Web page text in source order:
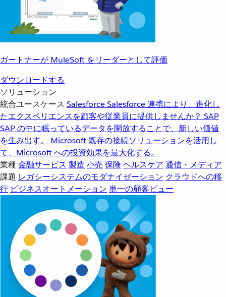
ガートナーが MuleSoft をリーダーとして評価
ダウンロードする
ソリューション
統合ユースケース SalesforceSalesforce 連携により、進化し
たエクスペリエンスを顧客や従業員に提供しませんか？ SAP
SAP の中に眠っているデータを開放することで、新しい価値
を生み出す。
Microsoft 既存の接続ソリューションを活用し
て、Microsoft への投資効果を最大化する。
業種金融サービス 製造 小売 保険 ヘルスケア 通信・メディア
課題 レガシーシステムのモダナイゼーション クラウドへの移
行 ビジネスオートメーション 単一の顧客ビュー